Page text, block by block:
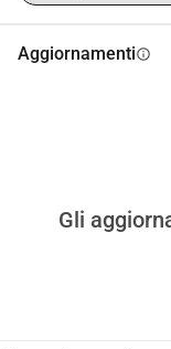
Aggiornamentiinfo
Gli